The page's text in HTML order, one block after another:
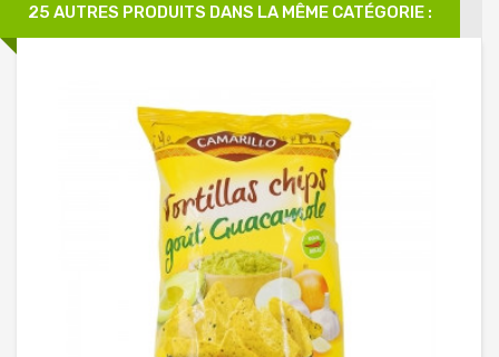
25 AUTRES PRODUITS DANS LA MÊME CATÉGORIE :